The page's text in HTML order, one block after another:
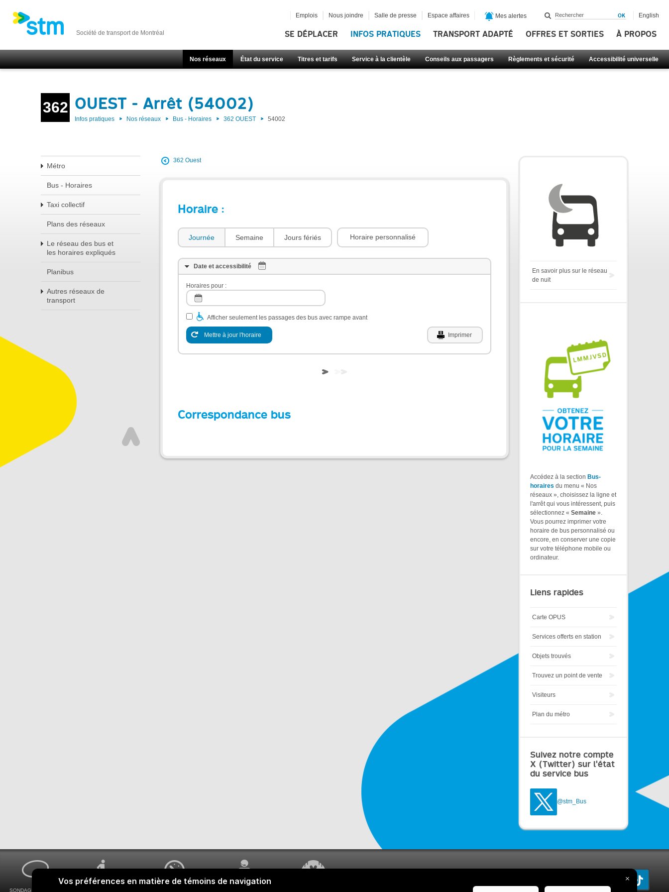
Société de transport de Montréal SE DÉPLACER INFOS PRATIQUES TRANSPORT ADAPTÉ OFFRES ET SORTIES À PROPOS
Nos réseaux État du service Titres et tarifs Service à la clientèle Conseils aux passagers Règlements et sécurité Accessibilité universelle
Emplois Nous joindre Salle de presse Espace affaires Mes alertes English
362 OUEST - Arrêt (54002)
Infos pratiques Nos réseaux Bus - Horaires 362 OUEST 54002
Métro
Bus - Horaires
Taxi collectif
Plans des réseaux
Le réseau des bus et
les horaires expliqués
Planibus
Autres réseaux de
transport
362 Ouest
Horaire :
Journée Semaine Jours fériés Horaire personnalisé
Date et accessibilité
Horaires pour :
Afficher seulement les passages des bus avec rampe avant
Mettre à jour l'horaire Imprimer
Correspondance bus
En savoir plus sur le réseau
de nuit
Accédez à la section Bus-
horaires du menu « Nos
réseaux », choisissez la ligne et
l'arrêt qui vous intéressent, puis
sélectionnez « Semaine ».
Vous pourrez imprimer votre
horaire de bus personnalisé ou
encore, en conserver une copie
sur votre téléphone mobile ou
ordinateur.
Liens rapides
Carte OPUS
Services offerts en station
Objets trouvés
Trouvez un point de vente
Visiteurs
Plan du métro
Suivez notre compte
X (Twitter) sur l'état
du service bus
@stm_Bus
SONDAGES MA VOIX